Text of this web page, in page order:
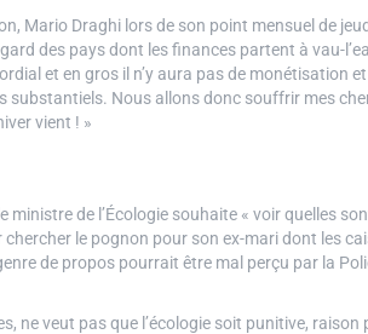
Mario Draghi lors de son point mensuel de
des pays dont les finances partent à vau-
et en gros il n’y aura pas de monétisation
substantiels. Nous allons donc souffrir mes
vient ! »
de l’Écologie souhaite « voir quelles
le pognon pour son ex-mari dont les
de propos pourrait être mal perçu par la
ne veut pas que l’écologie soit punitive, raison